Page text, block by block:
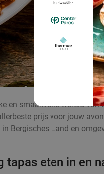
en smaakvolle wereld
prijs voor jouw
Bergisches Land en
tapas eten in en